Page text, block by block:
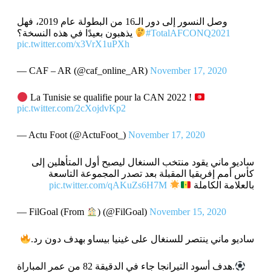
وصل النسور إلى دور الـ16 من البطولة عام 2019، فهل
#TotalAFCONQ2021
pic.twitter.com/x3VrX1uPXh
— CAF – AR (@caf_online_AR) November 17, 2020
La Tunisie se qualifie pour la CAN 2022 !
pic.twitter.com/2cXojdvKp2
— Actu Foot (@ActuFoot_) November 17, 2020
ساديو ماني يقود منتخب السنغال ليصبح أول المتأهلين إلى
كأس أمم إفريقيا المقبلة بعد تصدر المجموعة التاسعة
بالعلامة الكاملة
pic.twitter.com/qAKuZs6H7M
— FilGoal (From ) (@FilGoal) November 15, 2020
ساديو ماني ينتصر للسنغال على غينيا بيساو بهدف دون رد.
هدف أسود التيرانجا جاء في الدقيقة 82 من عمر المباراة.